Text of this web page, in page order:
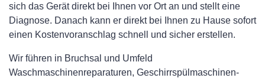
sich das Gerät direkt bei Ihnen vor Ort an und stellt eine
Diagnose. Danach kann er direkt bei Ihnen zu Hause sofort
einen Kostenvoranschlag schnell und sicher erstellen.
Wir führen in Bruchsal und Umfeld
Waschmaschinenreparaturen, Geschirrspülmaschinen-